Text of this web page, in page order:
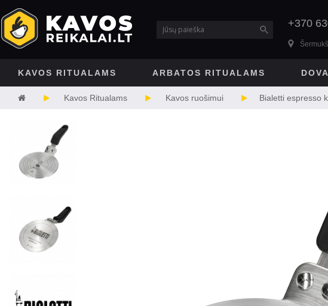
+370
KAVOS RITUALAMS ARBATOS RITUALAMS
Kavos Ritualams Kavos ruošimui Bialetti espresso